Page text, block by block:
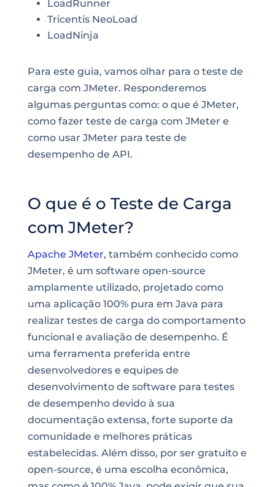
LoadRunner
Tricentis NeoLoad
LoadNinja
Para este guia, vamos olhar para o teste de
carga com JMeter. Responderemos
algumas perguntas como: o que é JMeter,
como fazer teste de carga com JMeter e
como usar JMeter para teste de
desempenho de API.
O que é o Teste de Carga
com JMeter?
Apache JMeter, também conhecido como
JMeter, é um software open-source
amplamente utilizado, projetado como
uma aplicação 100% pura em Java para
realizar testes de carga do comportamento
funcional e avaliação de desempenho. É
uma ferramenta preferida entre
desenvolvedores e equipes de
desenvolvimento de software para testes
de desempenho devido à sua
documentação extensa, forte suporte da
comunidade e melhores práticas
estabelecidas. Além disso, por ser gratuito e
open-source, é uma escolha econômica,